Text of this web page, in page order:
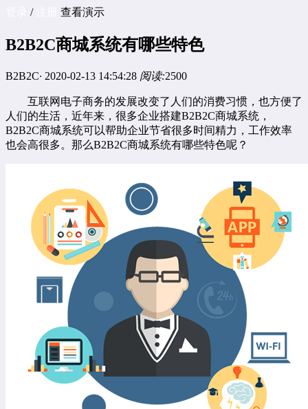
/注册 查看演示
B2B2C商城系统有哪些特色
B2B2C· 2020-02-13 14:54:28 阅读:2500
互联网电子商务的发展改变了人们的消费习惯，也方便了
人们的生活，近年来，很多企业搭建B2B2C商城系统，
B2B2C商城系统可以帮助企业节省很多时间精力，工作效率
也会高很多。那么B2B2C商城系统有哪些特色呢？